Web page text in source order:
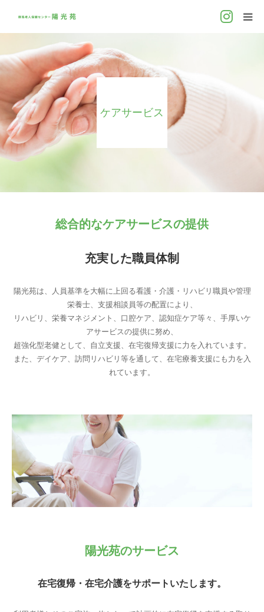
ケアサービス
総合的なケアサービスの提供
充実した職員体制
陽光苑は、人員基準を大幅に上回る看護・介護・リハビリ職員や管理
栄養士、支援相談員等の配置により、
リハビリ、栄養マネジメント、口腔ケア、認知症ケア等々、手厚いケ
アサービスの提供に努め、
超強化型老健として、自立支援、在宅復帰支援に力を入れています。
また、デイケア、訪問リハビリ等を通して、在宅療養支援にも力を入
れています。
陽光苑のサービス
在宅復帰・在宅介護をサポートいたします。
ホーム
施設概要
施設案内
ケアサービス
お問い合わせ